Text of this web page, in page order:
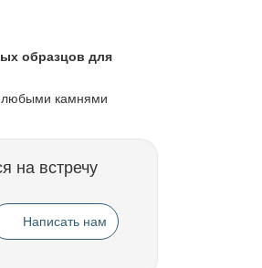
образцов для
любыми камнями
на встречу
Написать нам